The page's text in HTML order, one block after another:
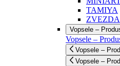
TAMIYA
ZVEZDA
Vopsele –
Vopsele –
Vopsele –
Vopsele –